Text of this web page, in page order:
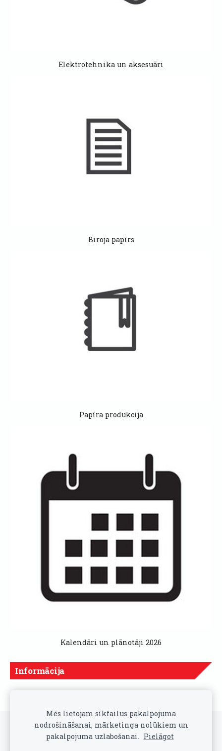
Informācija
Elektrotehnika un aksesuāri
Biroja papīrs
Papīra produkcija
Kalendāri un plānotāji 2026
Sīkdatnes
Mēs lietojam sīkfailus pakalpojuma
nodrošināšanai, mārketinga nolūkiem un
pakalpojuma uzlabošanai. Pielāgot